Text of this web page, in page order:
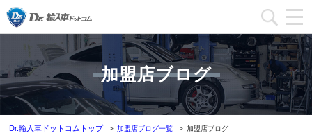
加盟店一覧
加盟店ブログ一覧
インフォメーション
加盟店ブログ
Dr.輸入車ドットコムトップ 加盟店ブログ一覧 加盟店ブログ